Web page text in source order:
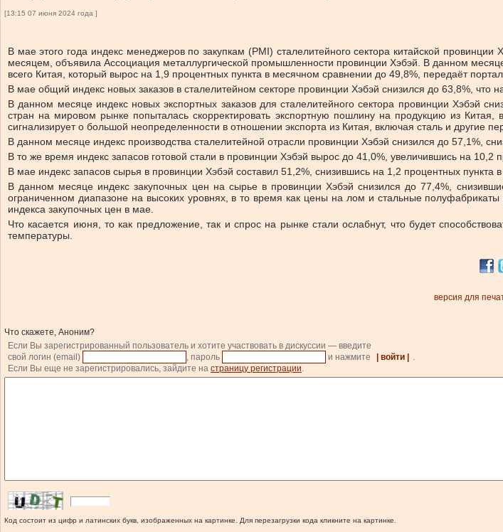
[13:15 07 июня 2024 года ]
В мае этого года индекс менеджеров по закупкам (PMI) сталелитейного сектора китайской
месяцем, объявила Ассоциация металлургической промышленности провинции Хэбэй. В данном
всего Китая, который вырос на 1,9 процентных пункта в месячном сравнении до 49,8%, передаёт портал
В мае общий индекс новых заказов в сталелитейном секторе провинции Хэбэй снизился до 63,8%,
В данном месяце индекс новых экспортных заказов для сталелитейного сектора провинции Хэбэй
стран на мировом рынке попыталась скорректировать экспортную пошлину на продукцию из
сигнализирует о большой неопределенности в отношении экспорта из Китая, включая сталь и другие
В данном месяце индекс производства сталелитейной отрасли провинции Хэбэй снизился до 57,1%,
В то же время индекс запасов готовой стали в провинции Хэбэй вырос до 41,0%, увеличившись на 10,2
В мае индекс запасов сырья в провинции Хэбэй составил 51,2%, снизившись на 1,2 процентных пункта
В данном месяце индекс закупочных цен на сырье в провинции Хэбэй снизился до 77,4%,
ограниченном диапазоне на высоких уровнях, в то время как цены на лом и стальные
индекса закупочных цен в мае.
Что касается июня, то как предложение, так и спрос на рынке стали ослабнут, что будет
температуры.
версия для
Что скажете, Аноним?
Если Вы зарегистрированный пользователь и хотите участвовать в дискуссии — введите
свой логин (email)
, пароль и нажмите | войти |
.
Если Вы еще не зарегистрировались, зайдите на страницу регистрации.
Код состоит из цифр и латинских букв, изображенных на картинке. Для перезагрузки кода кликните на картинке.